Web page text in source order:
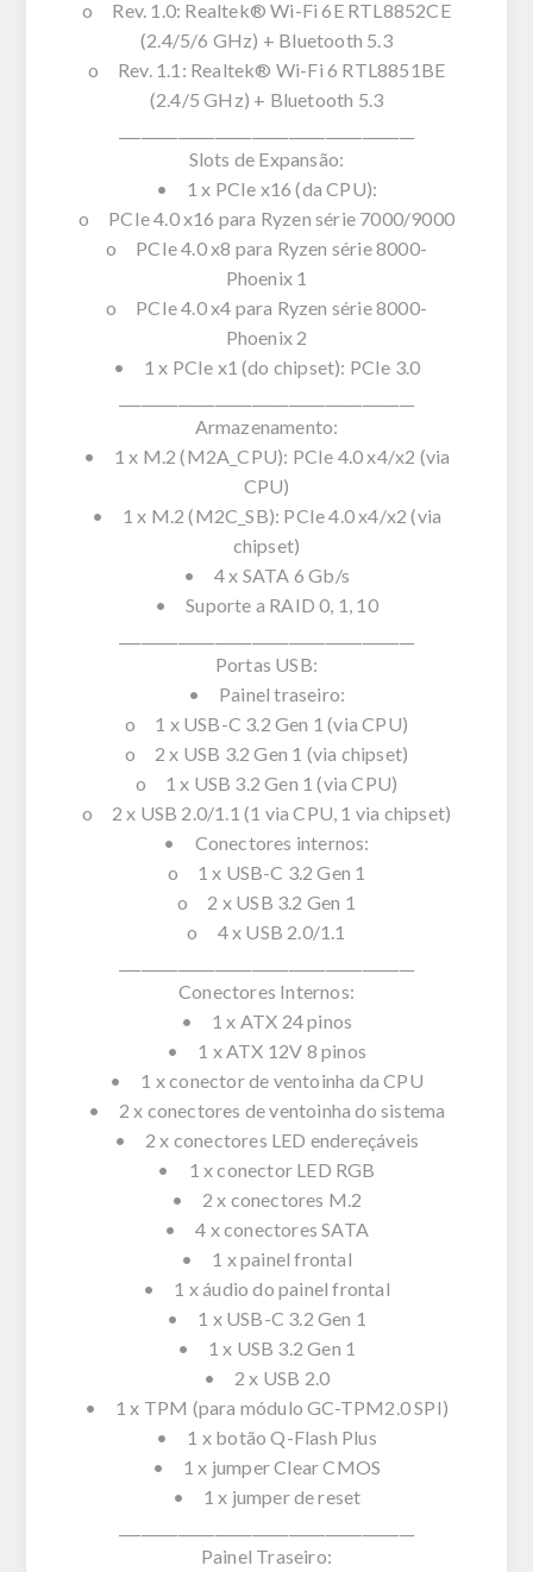
o Rev. 1.0: Realtek® Wi-Fi 6E RTL8852CE
(2.4/5/6 GHz) + Bluetooth 5.3
o Rev. 1.1: Realtek® Wi-Fi 6 RTL8851BE
(2.4/5 GHz) + Bluetooth 5.3
Slots de Expansão:
• 1 x PCIe x16 (da CPU):
o PCIe 4.0 x16 para Ryzen série 7000/9000
o PCIe 4.0 x8 para Ryzen série 8000-
Phoenix 1
o PCIe 4.0 x4 para Ryzen série 8000-
Phoenix 2
• 1 x PCIe x1 (do chipset): PCIe 3.0
Armazenamento:
• 1 x M.2 (M2A_CPU): PCIe 4.0 x4/x2 (via
CPU)
• 1 x M.2 (M2C_SB): PCIe 4.0 x4/x2 (via
chipset)
• 4 x SATA 6 Gb/s
• Suporte a RAID 0, 1, 10
Portas USB:
• Painel traseiro:
o 1 x USB-C 3.2 Gen 1 (via CPU)
o 2 x USB 3.2 Gen 1 (via chipset)
o 1 x USB 3.2 Gen 1 (via CPU)
o 2 x USB 2.0/1.1 (1 via CPU, 1 via chipset)
• Conectores internos:
o 1 x USB-C 3.2 Gen 1
o 2 x USB 3.2 Gen 1
o 4 x USB 2.0/1.1
Conectores Internos:
• 1 x ATX 24 pinos
• 1 x ATX 12V 8 pinos
• 1 x conector de ventoinha da CPU
• 2 x conectores de ventoinha do sistema
• 2 x conectores LED endereçáveis
• 1 x conector LED RGB
• 2 x conectores M.2
• 4 x conectores SATA
• 1 x painel frontal
• 1 x áudio do painel frontal
• 1 x USB-C 3.2 Gen 1
• 1 x USB 3.2 Gen 1
• 2 x USB 2.0
• 1 x TPM (para módulo GC-TPM2.0 SPI)
• 1 x botão Q-Flash Plus
• 1 x jumper Clear CMOS
• 1 x jumper de reset
Painel Traseiro: